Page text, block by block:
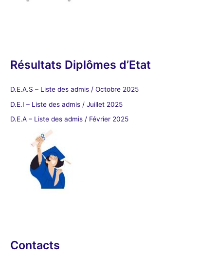
Résultats Diplômes d’Etat
D.E.A.S – Liste des admis / Octobre 2025
D.E.I – Liste des admis / Juillet 2025
D.E.A – Liste des admis / Février 2025
Contacts